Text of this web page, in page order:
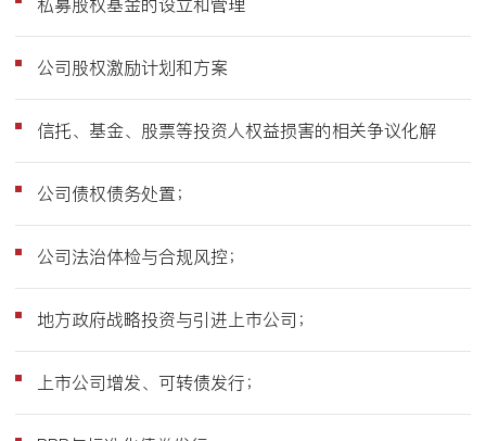
公司股权激励计划和方案
信托、基金、股票等投资人权益损害的相关争议化解
公司债权债务处置；
公司法治体检与合规风控；
地方政府战略投资与引进上市公司；
上市公司增发、可转债发行；